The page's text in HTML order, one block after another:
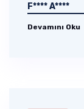
F**** A****
Devamını Oku